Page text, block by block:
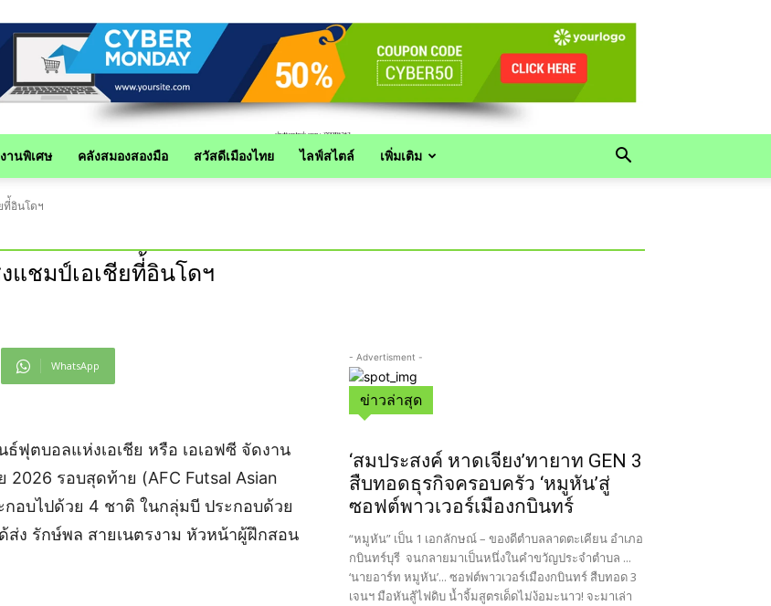
านพิเศษ คลังสมองสองมือ สวัสดีเมืองไทย ไลฟ์สไตล์ เพิ่มเติม
ที่้อินโดฯ
แชมป์เอเชียที่้อินโดฯ
WhatsApp
ฟุตบอลแห่งเอเชีย หรือ เอเอฟซี จัดงาน
รอบสุดท้าย (AFC Futsal Asian
อบไปด้วย 4 ชาติ ในกลุ่มบี ประกอบด้วย
ส่ง รักษ์พล สายเนตรงาม หัวหน้าผู้ฝึกสอน
- Advertisment -
ข่าวล่าสุด
‘สมประสงค์ หาดเจียง’ทายาท GEN 3
สืบทอดธุรกิจครอบครัว ‘หมูหัน’สู่
ซอฟต์พาวเวอร์เมืองกบินทร์
“หมูหัน” เป็น 1 เอกลักษณ์ – ของดีตำบลลาดตะเคียน อำเภอ
กบินทร์บุรี จนกลายมาเป็นหนึ่งในคำขวัญประจำตำบล ...
‘นายอาร์ท หมูหัน’... ซอฟต์พาวเวอร์เมืองกบินทร์ สืบทอด 3
เจนฯ มือหันสู้ไฟดิบ น้ำจิ้มสูตรเด็ดไม่ง้อมะนาว! จะมาเล่า